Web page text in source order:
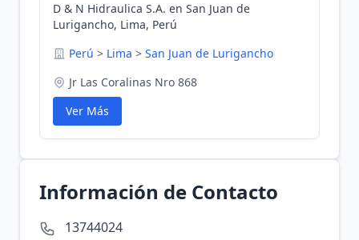
D & N Hidraulica S.A. en San Juan de
Lurigancho, Lima, Perú
Perú > Lima > San Juan de Lurigancho
Jr Las Coralinas Nro 868
Ver Más
Información de Contacto
13744024